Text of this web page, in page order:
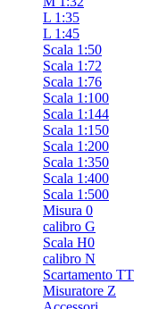
L 1:35
L 1:45
Scala 1:50
Scala 1:72
Scala 1:76
Scala 1:100
Scala 1:144
Scala 1:150
Scala 1:200
Scala 1:350
Scala 1:400
Scala 1:500
Misura 0
calibro G
Scala H0
calibro N
Scartamento TT
Misuratore Z